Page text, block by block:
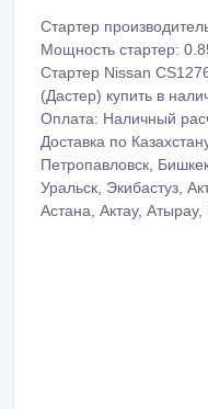
Стартер
Мощность стартер:
Стартер Nissan
(Дастер) купить в
Оплата: Наличный
Доставка по
Петропавловск,
Уральск, Экибастуз,
Астана, Актау, Атырау,